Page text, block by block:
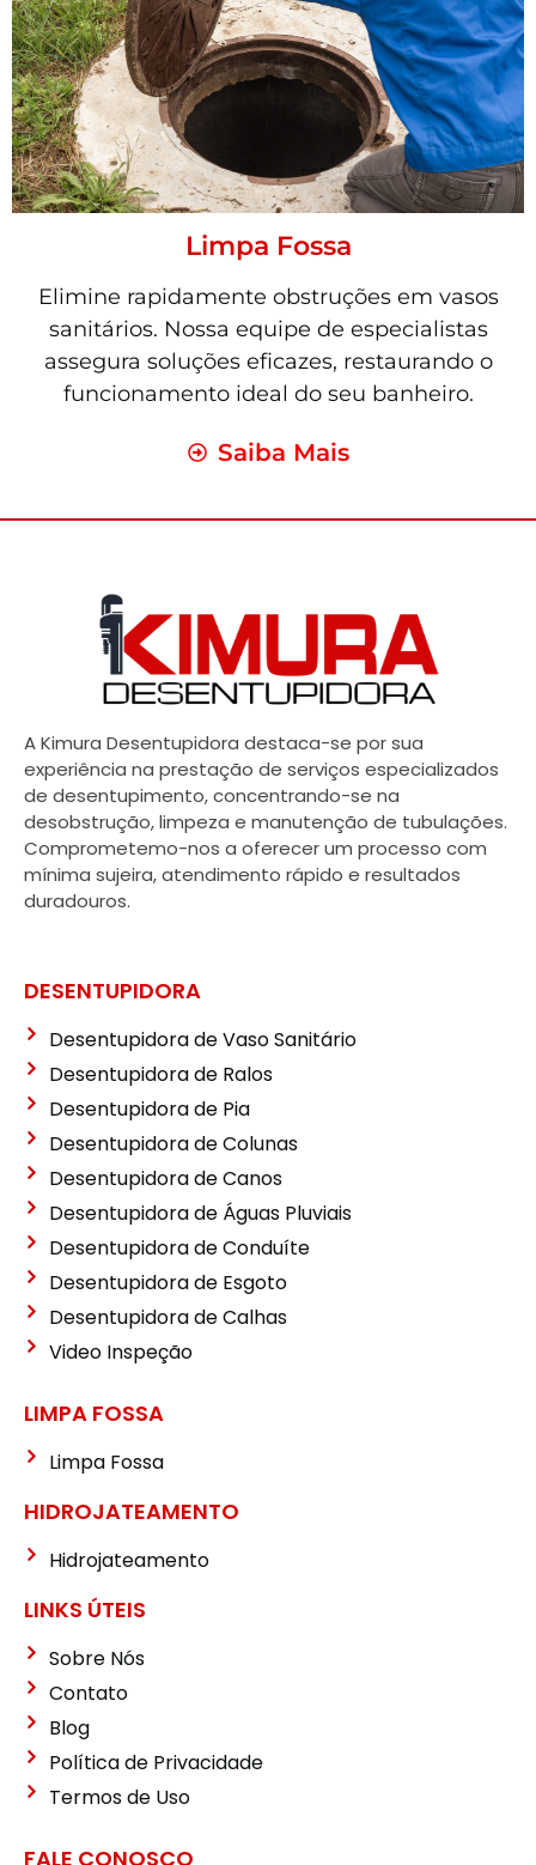
Limpa Fossa
Elimine rapidamente obstruções em vasos
sanitários. Nossa equipe de especialistas
assegura soluções eficazes, restaurando o
funcionamento ideal do seu banheiro.
Saiba Mais
A Kimura Desentupidora destaca-se por sua
experiência na prestação de serviços especializados
de desentupimento, concentrando-se na
desobstrução, limpeza e manutenção de tubulações.
Comprometemo-nos a oferecer um processo com
mínima sujeira, atendimento rápido e resultados
duradouros.
DESENTUPIDORA
Desentupidora de Vaso Sanitário
Desentupidora de Ralos
Desentupidora de Pia
Desentupidora de Colunas
Desentupidora de Canos
Desentupidora de Águas Pluviais
Desentupidora de Conduíte
Desentupidora de Esgoto
Desentupidora de Calhas
Video Inspeção
LIMPA FOSSA
Limpa Fossa
HIDROJATEAMENTO
Hidrojateamento
LINKS ÚTEIS
Sobre Nós
Contato
Blog
Política de Privacidade
Termos de Uso
FALE CONOSCO